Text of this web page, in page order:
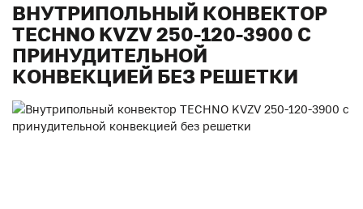
ВНУТРИПОЛЬНЫЙ КОНВЕКТОР
TECHNO KVZV 250-120-3900 С
ПРИНУДИТЕЛЬНОЙ
КОНВЕКЦИЕЙ БЕЗ РЕШЕТКИ